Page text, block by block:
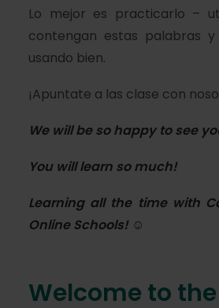
Lo mejor es practicarlo –
contengan estas palabras
usando bien.
¡Apuntate a las clase con
We will beso happyto see
You will learn so much!
Learning all the time with
Online Schools! ☺
Welcome to